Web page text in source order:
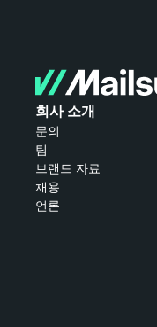
회사 소개
문의
팀
브랜드 자료
채용
언론